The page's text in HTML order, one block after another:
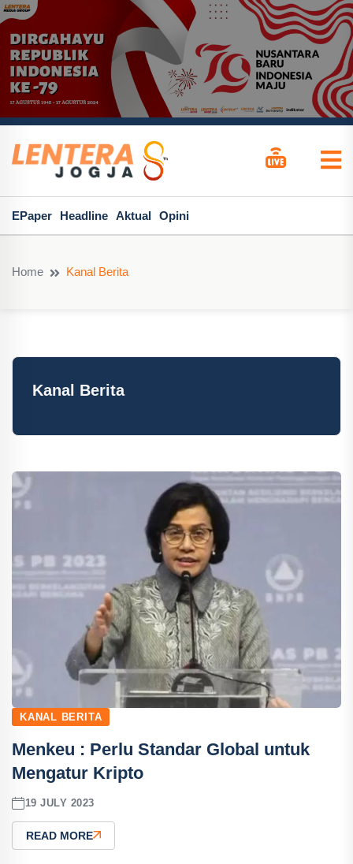
EPaper Headline Aktual Opini
Home Kanal Berita
Kanal Berita
KANAL BERITA
Menkeu : Perlu Standar Global untuk
Mengatur Kripto
19 JULY 2023
READ MORE